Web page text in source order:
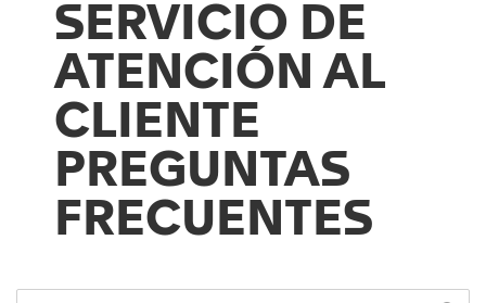
SERVICIO DE
ATENCIÓN AL
CLIENTE
PREGUNTAS
FRECUENTES